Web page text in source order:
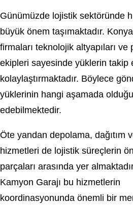
Günümüzde lojistik sektöründe
büyük önem taşımaktadır.
firmaları teknolojik altyapıları ve
ekipleri sayesinde yüklerin takip
kolaylaştırmaktadır. Böylece
yüklerinin hangi aşamada
edebilmektedir.
Öte yandan depolama, dağıtım
hizmetleri de lojistik süreçlerin
parçaları arasında yer
Kamyon Garajı bu hizmetlerin
koordinasyonunda önemli bir